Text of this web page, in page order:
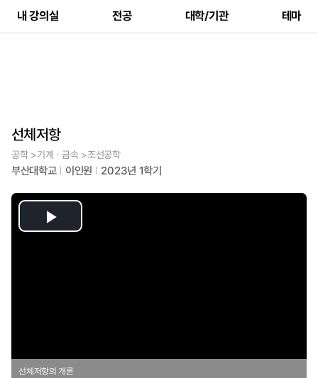
내 강의실 전공 대학/기관 테마
선체저항
공학 >기계ㆍ금속 >조선공학
부산대학교 이인원 2023년 1학기
Play
선체저항의 개론